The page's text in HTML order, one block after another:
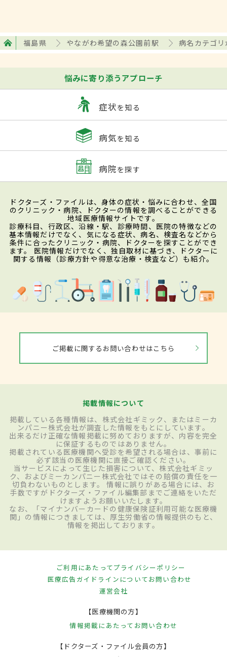
福島県 やながわ希望の森公園前駅 病名カテゴ
悩みに寄り添うアプローチ
症状を知る
病気を知る
病院を探す
ドクターズ・ファイルは、身体の症状・悩みに合わせ、全国
のクリニック・病院、ドクターの情報を調べることができる
地域医療情報サイトです。
診療科目、行政区、沿線・駅、診療時間、医院の特徴などの
基本情報だけでなく、気になる症状、病名、検査名などから
条件に合ったクリニック・病院、ドクターを探すことができ
ます。 医院情報だけでなく、独自取材に基づき、ドクターに
関する情報（診療方針や得意な治療・検査など）も紹介。
ご掲載に関するお問い合わせはこちら
掲載情報について
掲載している各種情報は、株式会社ギミック、またはミーカ
ンパニー株式会社が調査した情報をもとにしています。
出来るだけ正確な情報掲載に努めておりますが、内容を完全
に保証するものではありません。
掲載されている医療機関へ受診を希望される場合は、事前に
必ず該当の医療機関に直接ご確認ください。
当サービスによって生じた損害について、株式会社ギミッ
ク、およびミーカンパニー株式会社ではその賠償の責任を一
切負わないものとします。 情報に誤りがある場合には、お
手数ですがドクターズ・ファイル編集部までご連絡をいただ
けますようお願いいたします。
なお、「マイナンバーカードの健康保険証利用可能な医療機
関」の情報につきましては、厚生労働省の情報提供のもと、
情報を掲出しております。
ご利用にあたってプライバシーポリシー
医療広告ガイドラインについてお問い合わせ
運営会社
【医療機関の方】
情報掲載にあたって お問い合わせ
【ドクターズ・ファイル会員の方】